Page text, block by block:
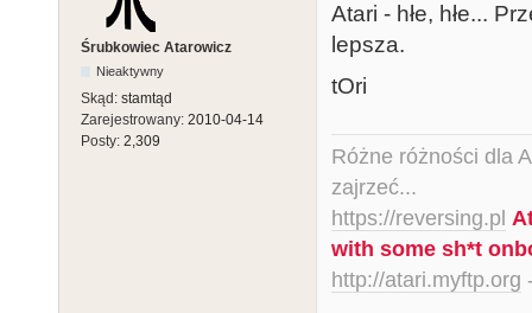
Śrubkowiec Atarowicz
Nieaktywny
Skąd: stamtąd
Zarejestrowany: 2010-04-14
Posty: 2,309
Atari - hłe, hłe...
lepsza.
tOri
Różne różności dla
zajrzeć...
https://reversing.pl
with some sh*t
http://atari.myftp.org